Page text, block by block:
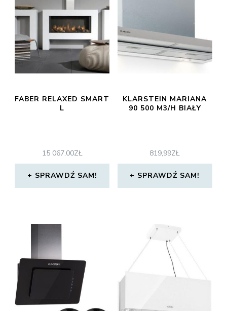
FABER RELAXED SMART
L
15 067,00ZŁ
SPRAWDŹ SAM!
KLARSTEIN MARIANA
90 500 M3/H BIAŁY
819,99ZŁ
SPRAWDŹ SAM!